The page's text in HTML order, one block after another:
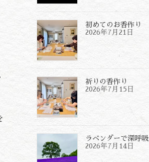
初めてのお香作り
2026年7月21日
祈りの香作り
2026年7月15日
ラベンダーで深呼吸
2026年7月14日